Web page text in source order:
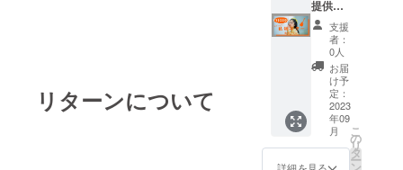
リターンについて
ドファ
ンディ
ングで
チケッ
トの
ページ
から支
援して
くだ
さって
いる方
く
Acherie
本人の
隣で一
緒に受
けてい
ただき
ます。)
楽しさ
と効果
を楽し
みにし
リジナ
ルフラ
ワーポ
スト
カード1
枚 (画像
参照・
サイ
ズ：
100×14
8) ④オ
リジナ
提供プ
ラン】
リター
ン内
容：
①Ache
rie私物
である
Epipho
nのギ
ター(エ
レアコ)
支援
者：
0人
お届
け予
定：
2023
年09
月
詳細を見る
こ
の
リ
タ
ー